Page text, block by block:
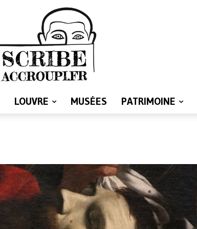
LOUVRE MUSÉES PATRIMOINE